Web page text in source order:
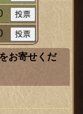
お寄せくだ